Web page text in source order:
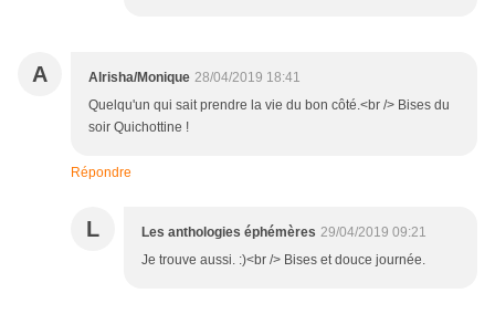
A Alrisha/Monique 28/04/2019 18:41
Quelqu'un qui sait prendre la vie du bon côté.<br /> Bises du
soir Quichottine !
Répondre
L Les anthologies éphémères 29/04/2019 09:21
Je trouve aussi. :)<br /> Bises et douce journée.